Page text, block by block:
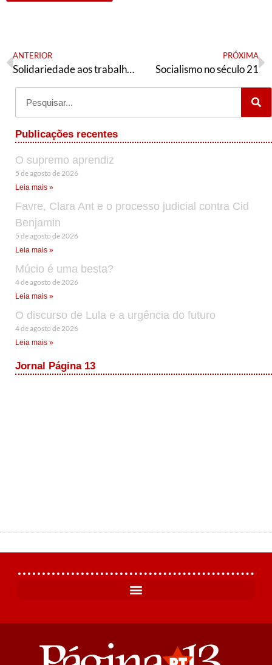
ANTERIOR
Solidariedade aos trabalhadores e trabalhadoras em greve na Empresa Brasil de Comunicação – EBC
PRÓXIMA
Socialismo no século 21
Publicações recentes
O supremo aprendiz
5 de agosto de 2026
Leia mais »
Favre, Clara Ant e o processo judicial contra Cid
Benjamin
5 de agosto de 2026
Leia mais »
Múcio é uma besta?
4 de agosto de 2026
Leia mais »
O discurso de Lula e a urgência do futuro
4 de agosto de 2026
Leia mais »
Jornal Página 13